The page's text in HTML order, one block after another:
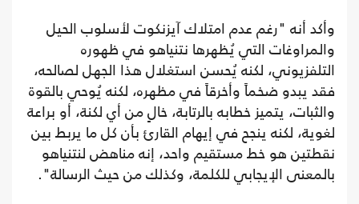
وأكد أنه "رغم عدم امتلاك آيزنكوت لأسلوب الحيل
والمراوغات التي يُظهرها نتنياهو في ظهوره
التلفزيوني، لكنه يُحسن استغلال هذا الجهل لصالحه،
فقد يبدو ضخماً وأخرقاً في مظهره، لكنه يُوحي بالقوة
والثبات، يتميز خطابه بالرتابة، خالٍ من أي لكنة، أو براعة
لغوية، لكنه ينجح في إيهام القارئ بأن كل ما يربط بين
نقطتين هو خط مستقيم واحد، إنه مناهض لنتنياهو
بالمعنى الإيجابي للكلمة، وكذلك من حيث الرسالة".